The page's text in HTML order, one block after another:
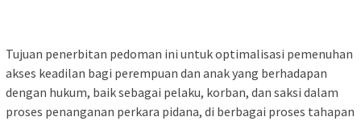
Tujuan penerbitan pedoman ini untuk optimalisasi pemenuhan
akses keadilan bagi perempuan dan anak yang berhadapan
dengan hukum, baik sebagai pelaku, korban, dan saksi dalam
proses penanganan perkara pidana, di berbagai proses tahapan